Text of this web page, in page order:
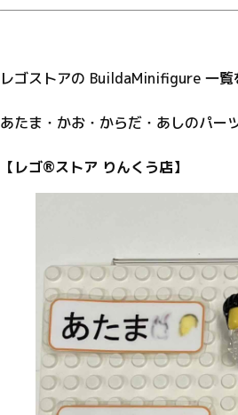
レゴストアの BuildaMinifigure 一覧
あたま・かお・からだ・あしのパー
【レゴ®ストア りんくう店】